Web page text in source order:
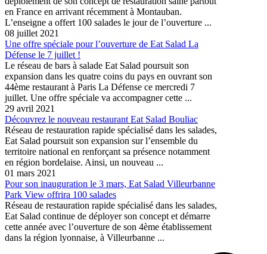
en France en arrivant récemment à Montauban.
L’enseigne a offert 100 salades le jour de l’ouverture ...
08 juillet 2021
Une offre spéciale pour l’ouverture de Eat Salad La
Défense le 7 juillet !
Le réseau de bars à salade Eat Salad poursuit son
expansion dans les quatre coins du pays en ouvrant son
44ème restaurant à Paris La Défense ce mercredi 7
juillet. Une offre spéciale va accompagner cette ...
29 avril 2021
Découvrez le nouveau restaurant Eat Salad Bouliac
Réseau de restauration rapide spécialisé dans les salades,
Eat Salad poursuit son expansion sur l’ensemble du
territoire national en renforçant sa présence notamment
en région bordelaise. Ainsi, un nouveau ...
01 mars 2021
Pour son inauguration le 3 mars, Eat Salad Villeurbanne
Park View offrira 100 salades
Réseau de restauration rapide spécialisé dans les salades,
Eat Salad continue de déployer son concept et démarre
cette année avec l’ouverture de son 4ème établissement
dans la région lyonnaise, à Villeurbanne ...